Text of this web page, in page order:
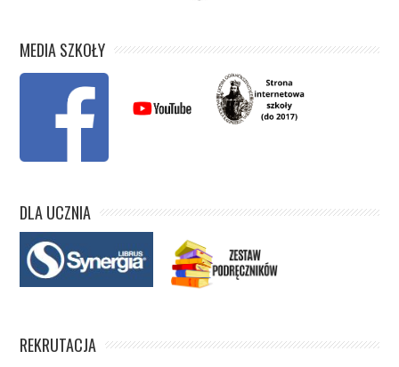
MEDIA SZKOŁY
DLA UCZNIA
REKRUTACJA